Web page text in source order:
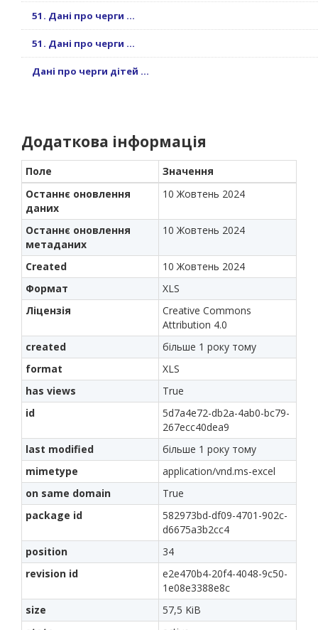
51. Дані про черги ...
51. Дані про черги ...
Дані про черги дітей ...
Додаткова інформація
Поле
Значення
Останнє оновлення
даних
10 Жовтень 2024
Останнє оновлення
метаданих
10 Жовтень 2024
Created
10 Жовтень 2024
Формат
XLS
Ліцензія
Creative Commons
Attribution 4.0
created
більше 1 року тому
format
XLS
has views
True
id
5d7a4e72-db2a-4ab0-bc79-
267ecc40dea9
last modified
більше 1 року тому
mimetype
application/vnd.ms-excel
on same domain
True
package id
582973bd-df09-4701-902c-
d6675a3b2cc4
position
34
revision id
e2e470b4-20f4-4048-9c50-
1e08e3388e8c
size
57,5 KiB